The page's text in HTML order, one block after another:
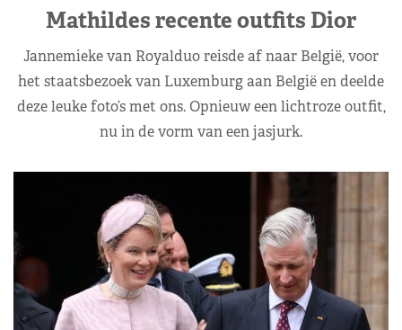
Mathildes recente outfits Dior
Jannemieke van Royalduo reisde af naar België, voor
het staatsbezoek van Luxemburg aan België en deelde
deze leuke foto’s met ons. Opnieuw een lichtroze outfit,
nu in de vorm van een jasjurk.